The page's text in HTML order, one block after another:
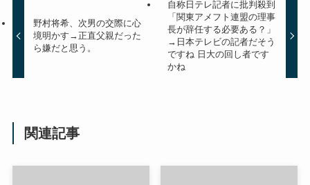
野村将希、次男の交際に心
境明かす→正直父親だった
ら嫌だと思う。
自称日テレ記者に批判殺到
「関東アメフト連盟の理事
長が辞任する必要ある？」
→日本テレビの記者だそう
ですね 日大の回し者です
かね
関連記事